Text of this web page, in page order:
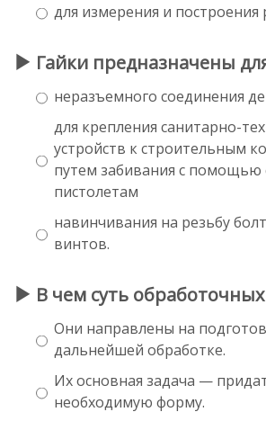
для измерения и построения
Гайки предназначены
неразъемного соединения
для крепления санитарно-
устройств к строительным
путем забивания с помощью
пистолетам
навинчивания на резьбу
винтов.
В чем суть
Они направлены на
дальнейшей обработке.
Их основная задача —
необходимую форму.